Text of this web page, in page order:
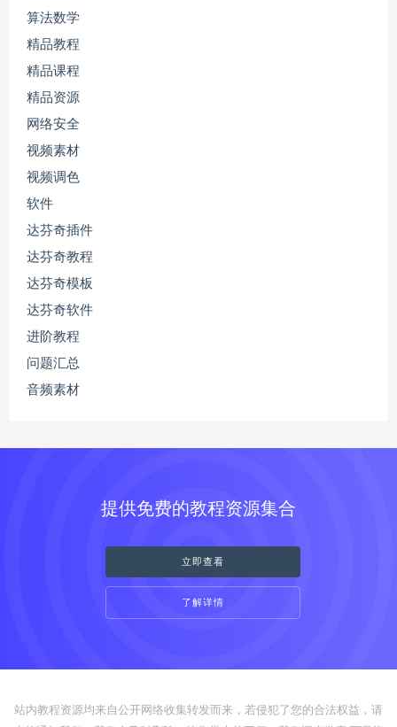
算法数学
精品教程
精品课程
精品资源
网络安全
视频素材
视频调色
软件
达芬奇插件
达芬奇教程
达芬奇模板
达芬奇软件
进阶教程
问题汇总
音频素材
提供免费的教程资源集合
立即查看
了解详情
站内教程资源均来自公开网络收集转发而来，若侵犯了您的合法权益，请